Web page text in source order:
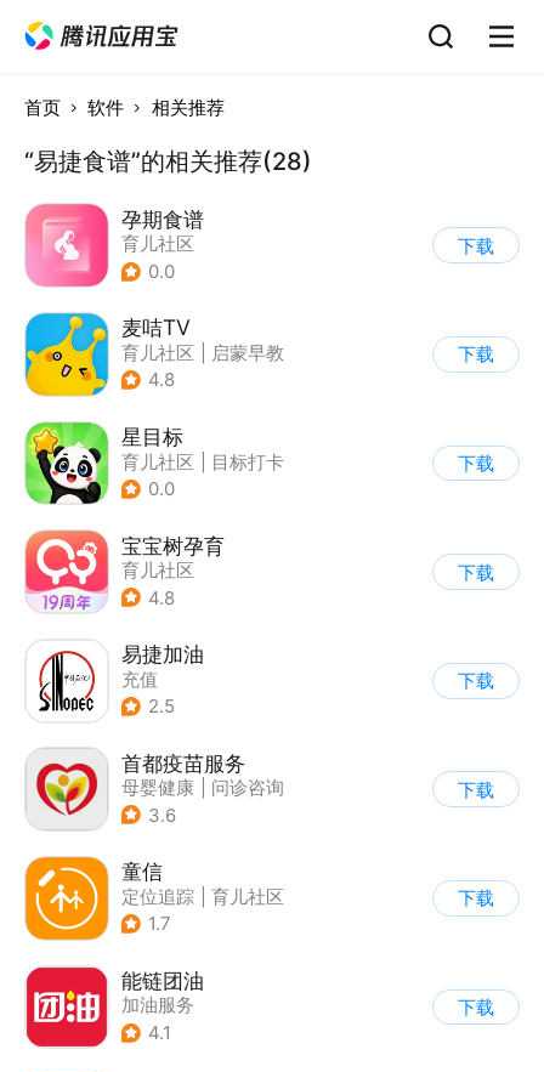
首页 软件 相关推荐
“易捷食谱”的相关推荐(28)
孕期食谱
育儿社区
0.0
下载
麦咭TV
育儿社区
启蒙早教
4.8
下载
星目标
育儿社区
目标打卡
0.0
下载
宝宝树孕育
育儿社区
4.8
下载
易捷加油
充值
2.5
下载
首都疫苗服务
母婴健康
问诊咨询
| 育儿社区
3.6
下载
童信
定位追踪
育儿社区
1.7
下载
能链团油
加油服务
4.1
下载